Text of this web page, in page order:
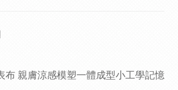
布 親膚涼感模塑一體成型小工學記憶